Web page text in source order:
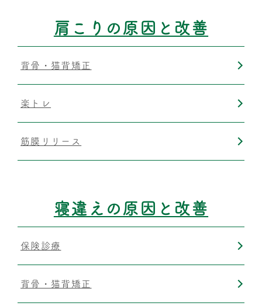
肩こりの原因と改善
背骨・猫背矯正
楽トレ
筋膜リリース
寝違えの原因と改善
保険診療
背骨・猫背矯正